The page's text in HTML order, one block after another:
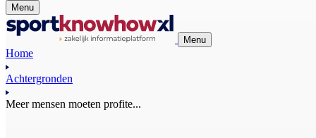
Menu
Menu
Home
Achtergronden
Meer mensen moeten profite...